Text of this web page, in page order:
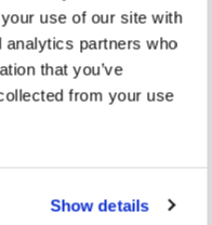
use of our site with
analytics partners who
that you’ve
from your use
Show details